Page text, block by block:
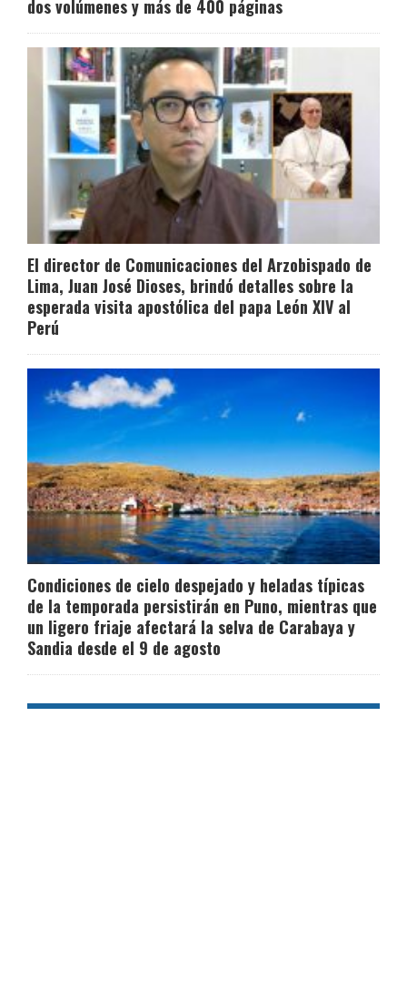
dos volúmenes y más de 400 páginas
El director de Comunicaciones del Arzobispado de
Lima, Juan José Dioses, brindó detalles sobre la
esperada visita apostólica del papa León XIV al
Perú
Condiciones de cielo despejado y heladas típicas
de la temporada persistirán en Puno, mientras que
un ligero friaje afectará la selva de Carabaya y
Sandia desde el 9 de agosto